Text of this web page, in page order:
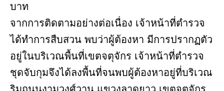
บาท
จากการติดตามอย่างต่อเนื่อง เจ้าหน้าที่ตำรวจ
ได้ทำการสืบสวน พบว่าผู้ต้องหา มีการปรากฏตัว
อยู่ในบริเวณพื้นที่เขตจตุจักร เจ้าหน้าที่ตำรวจ
ชุดจับกุมจึงได้ลงพื้นที่จนพบผู้ต้องหาอยู่ที่บริเวณ